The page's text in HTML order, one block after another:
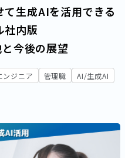
生成AIを活用できる
内版
今後の展望
ンジニア 管理職 AI/生成AI